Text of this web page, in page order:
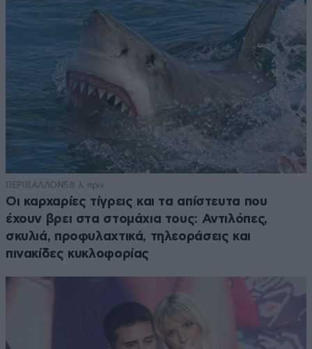
ΠΕΡΙΒΑΛΛΟΝ58 λ. πριν
Οι καρχαρίες τίγρεις και τα απίστευτα που
έχουν βρει στα στομάχια τους: Αντιλόπες,
σκυλιά, προφυλαχτικά, τηλεοράσεις και
πινακίδες κυκλοφορίας